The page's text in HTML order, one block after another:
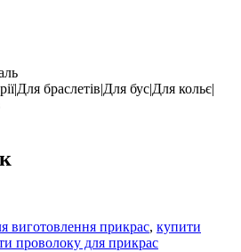
браслетів|Для бус|Для кольє|
виготовлення прикрас, купити
проволоку для прикрас